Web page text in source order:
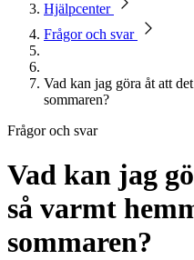
Hjälpcenter
Frågor och svar
Vad kan jag göra åt att
sommaren?
Frågor och svar
Vad kan jag
så varmt
sommaren?